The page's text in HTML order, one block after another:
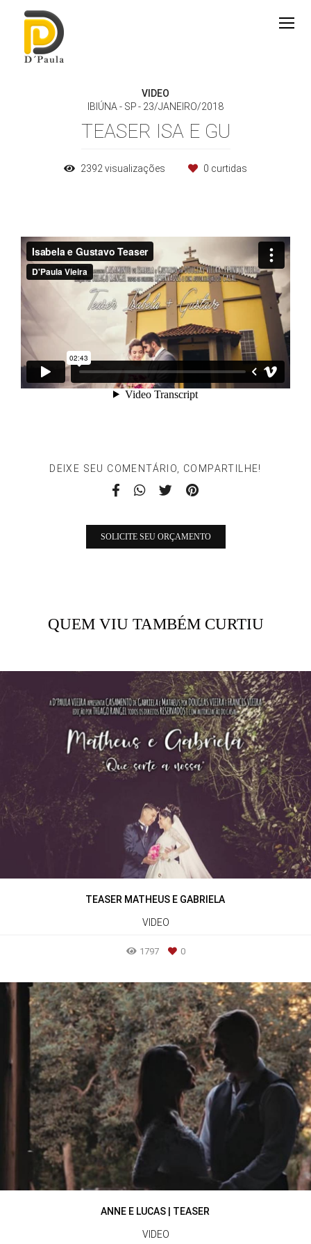
VIDEO
IBIÚNA - SP
23/JANEIRO/2018
TEASER ISA E GU
2392 visualizações 0 curtidas
DEIXE SEU COMENTÁRIO, COMPARTILHE!
SOLICITE SEU ORÇAMENTO
QUEM VIU TAMBÉM CURTIU
TEASER MATHEUS E GABRIELA
VIDEO
1797 0
ANNE E LUCAS | TEASER
VIDEO